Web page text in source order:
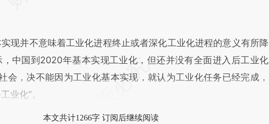
并不意味着工业化进程终止或者深化工业化进程的意义有所降
，中国到2020年基本实现工业化，但还并没有全面进入后工业化
会，决不能因为工业化基本实现，就认为工业化任务已经完成，
业化”。
本文共计1266字 订阅后继续阅读